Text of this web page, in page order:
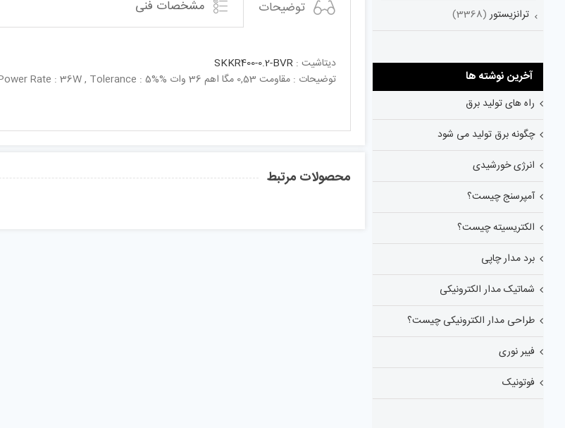
توضیحات مشخصات فنی
دیتاشیت : SKKR400-0.2-BVR
توضیحات : مقاومت 0,53 مگا اهم 36 وات %5Shunt Resistor Module ; Resistance Value : 0,53M Ohm , Power Rate : 36W , Tolerance : 5%
محصولات مرتبط
ترانزیستور (3368)
آخرین نوشته ها
راه های تولید برق
چگونه برق تولید می شود
انرژی خورشیدی
آمپرسنج چیست؟
الکتریسیته چیست؟
برد مدار چاپی
شماتیک مدار الکترونیکی
طراحی مدار الکترونیکی چیست؟
فیبر نوری
فوتونیک